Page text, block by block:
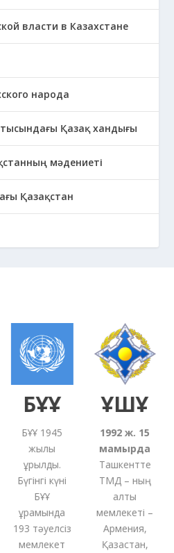
власти в Казахстане
народа
Қазақ хандығы
мәдениеті
Қазақстан
БҰҰ
БҰҰ 1945
жылы
құрылды.
Бүгінгі күні
БҰҰ
құрамында
193 тәуелсіз
мемлекет
ҰҚШҰ
1992 ж. 15
мамырда
Ташкентте
ТМД – ның
алты
мемлекеті –
Армения,
Қазақстан,